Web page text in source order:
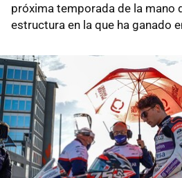
próxima temporada de la mano
estructura en la que ha ganado